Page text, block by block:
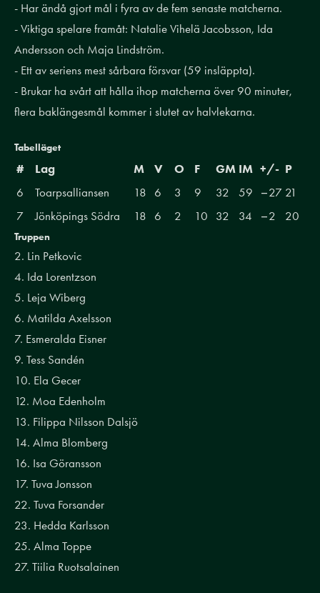
- Har ändå gjort mål i fyra av de fem senaste matcherna.
- Viktiga spelare framåt: Natalie Vihelä Jacobsson, Ida
Andersson och Maja Lindström.
- Ett av seriens mest sårbara försvar (59 insläppta).
- Brukar ha svårt att hålla ihop matcherna över 90 minuter,
flera baklängesmål kommer i slutet av halvlekarna.
Tabelläget
# Lag M V O F GM IM +/- P
6
Toarpsalliansen 18 6 3 9 32 59 −27 21
7
Jönköpings Södra 18 6 2 10 32 34 −2 20
Truppen
2. Lin Petkovic
4. Ida Lorentzson
5. Leja Wiberg
6. Matilda Axelsson
7. Esmeralda Eisner
9. Tess Sandén
10. Ela Gecer
12. Moa Edenholm
13. Filippa Nilsson Dalsjö
14. Alma Blomberg
16. Isa Göransson
17. Tuva Jonsson
22. Tuva Forsander
23. Hedda Karlsson
25. Alma Toppe
27. Tiilia Ruotsalainen